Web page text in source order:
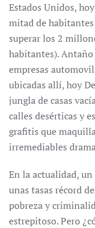
Estados Unidos,
mitad de habitantes
superar los 2
habitantes).
empresas
ubicadas allí, hoy
jungla de casas
calles desérticas y
grafitis que
irremediables
En la actualidad,
unas tasas récord
pobreza y
estrepitoso. Pero